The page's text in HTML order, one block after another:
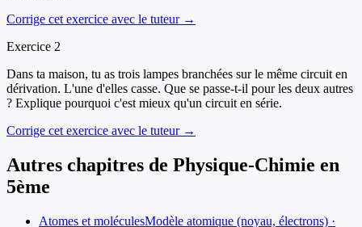
Corrige cet exercice avec le tuteur →
Exercice 2
Dans ta maison, tu as trois lampes branchées sur le même circuit en
dérivation. L'une d'elles casse. Que se passe-t-il pour les deux autres
? Explique pourquoi c'est mieux qu'un circuit en série.
Corrige cet exercice avec le tuteur →
Autres chapitres de Physique-Chimie en
5ème
Atomes et moléculesModèle atomique (noyau, électrons) ·